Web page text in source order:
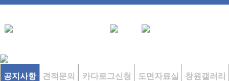
공지사항 견적문의 카다로그신청 도면자료실 창원갤러리